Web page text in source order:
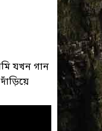
যখন গান